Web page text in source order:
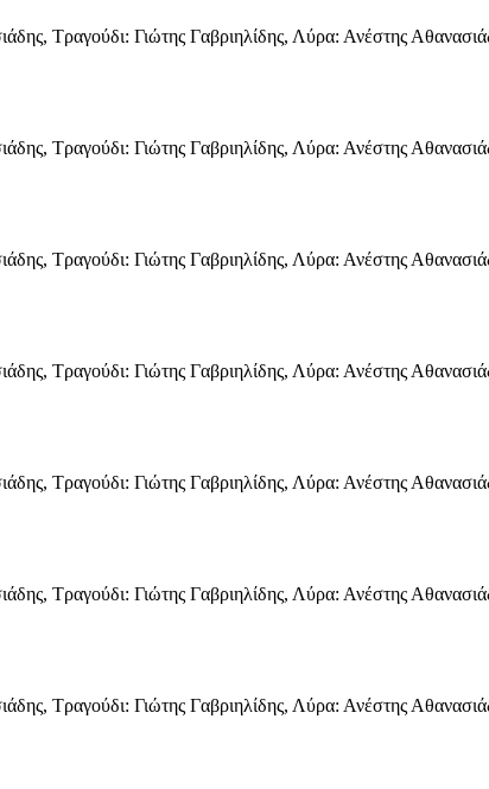
Τραγούδι: Γιώτης Γαβριηλίδης, Λύρα: Ανέστης
Τραγούδι: Γιώτης Γαβριηλίδης, Λύρα: Ανέστης
Τραγούδι: Γιώτης Γαβριηλίδης, Λύρα: Ανέστης
Τραγούδι: Γιώτης Γαβριηλίδης, Λύρα: Ανέστης
Τραγούδι: Γιώτης Γαβριηλίδης, Λύρα: Ανέστης
Τραγούδι: Γιώτης Γαβριηλίδης, Λύρα: Ανέστης
Τραγούδι: Γιώτης Γαβριηλίδης, Λύρα: Ανέστης